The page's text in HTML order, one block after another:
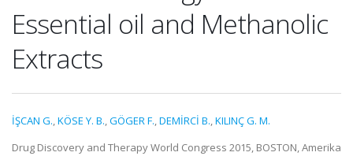
Essential oil and Methanolic
Extracts
İŞCAN G.,KÖSE Y. B.,GÖGER F.,DEMİRCİ B.,KILINÇ G. M.
Drug Discovery and Therapy World Congress 2015, BOSTON, Amerika